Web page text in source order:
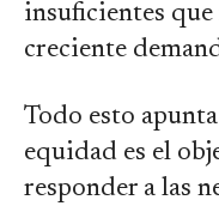
insuficientes que
creciente
Todo esto
equidad es el
responder a las